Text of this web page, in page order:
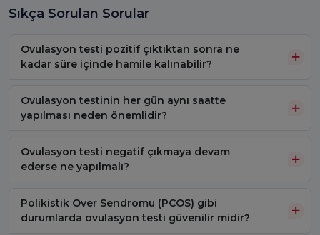
Sıkça Sorulan Sorular
Ovulasyon testi pozitif çıktıktan sonra ne
kadar süre içinde hamile kalınabilir?
Ovulasyon testinin her gün aynı saatte
yapılması neden önemlidir?
Ovulasyon testi negatif çıkmaya devam
ederse ne yapılmalı?
Polikistik Over Sendromu (PCOS) gibi
durumlarda ovulasyon testi güvenilir midir?